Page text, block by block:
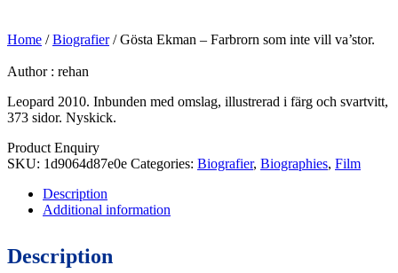
Home /Biografier/ Gösta Ekman – Farbrorn som inte vill va’stor.
Author : rehan
Leopard 2010. Inbunden med omslag, illustrerad i färg och svartvitt,
373 sidor. Nyskick.
Product Enquiry
SKU: 1d9064d87e0e Categories: Biografier, Biographies, Film
Description
Additional information
Description